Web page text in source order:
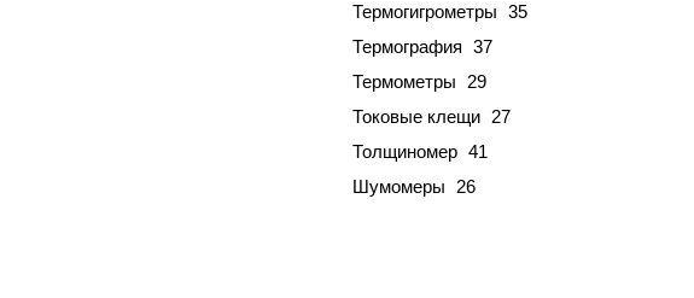
Термогигрометры 35
Термография 37
Термометры
29
Токовые клещи 27
Толщиномер 41
Шумомеры
26